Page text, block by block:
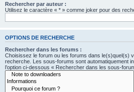
Rechercher par auteur :
Utilisez le caractère « * » comme joker pour des
OPTIONS DE RECHERCHE
Rechercher dans les forums :
Choisissez le forum ou les forums dans le(s)quel(s)
recherche. Les sous-forums sont automatiquement
l’option ci-dessous « Rechercher dans les sous-